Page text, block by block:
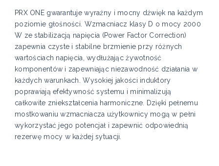
PRX ONE gwarantuje wyraźny i mocny dźwięk na każdym
poziomie głośności. Wzmacniacz klasy D o mocy 2000
W ze stabilizacją napięcia (Power Factor Correction)
zapewnia czyste i stabilne brzmienie przy różnych
wartościach napięcia, wydłużając żywotność
komponentów i zapewniając niezawodność działania w
każdych warunkach. Wysokiej jakości induktory
poprawiają efektywność systemu i minimalizują
całkowite zniekształcenia harmoniczne. Dzięki pełnemu
mostkowaniu wzmacniacza użytkownicy mogą w pełni
wykorzystać jego potencjał i zapewnić odpowiednią
rezerwę mocy w każdej sytuacji.